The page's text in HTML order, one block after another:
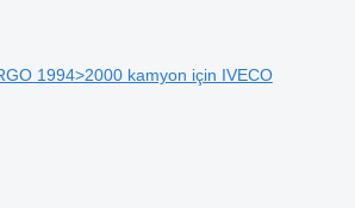
1994>2000 kamyon için IVECO